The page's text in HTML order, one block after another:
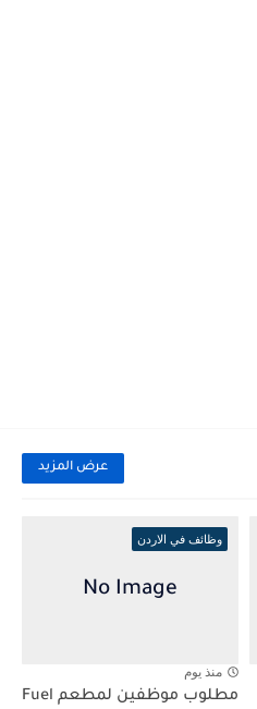
عرض المزيد
وظائف في الاردن
منذ يوم
مطلوب موظفين لمطعم Fuel